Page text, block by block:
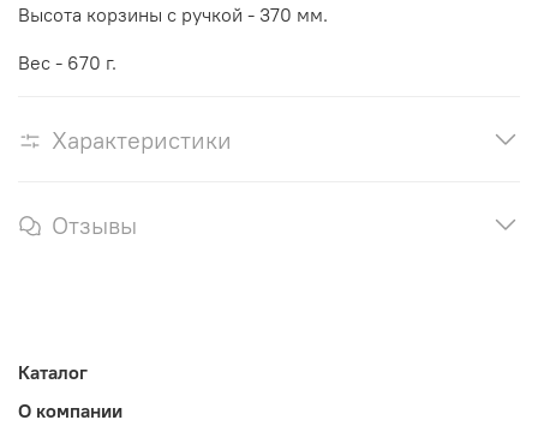
Высота корзины с ручкой - 370 мм.
Вес - 670 г.
Характеристики
Отзывы
Каталог
О компании